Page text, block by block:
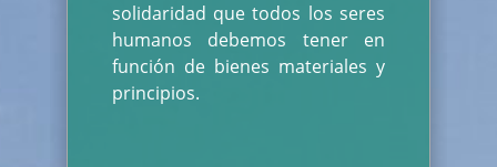
solidaridad que todos los seres
humanos debemos tener en
función de bienes materiales y
principios.